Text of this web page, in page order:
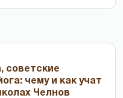
советские
чему и как учат
Челнов